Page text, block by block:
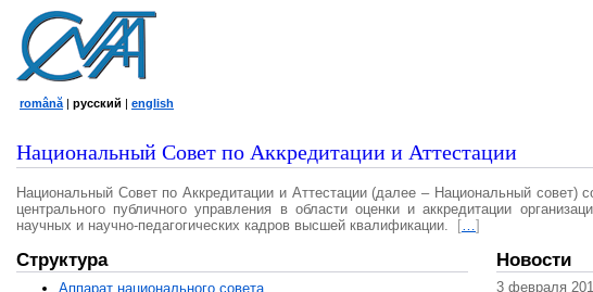
română | русский | english
Национальный Совет по Аккредитации и Аттестации
Национальный Совет по Аккредитации и Аттестации (далее – Национальный совет)
центрального публичного управления в области оценки и аккредитации
научных и научно-педагогических кадров высшей квалификации.
[…]
Структура
Аппарат национального совета
Новости
3 февраля